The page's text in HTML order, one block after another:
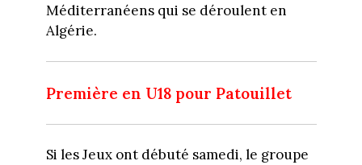
Méditerranéens qui se déroulent en
Algérie.
Première en U18 pour Patouillet
Si les Jeux ont débuté samedi, le groupe